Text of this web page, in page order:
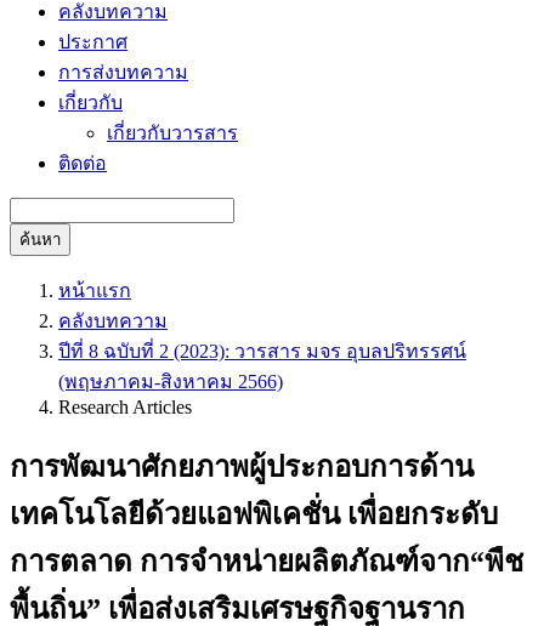
คลังบทความ
ประกาศ
การส่งบทความ
เกี่ยวกับ
เกี่ยวกับวารสาร
ติดต่อ
ค้นหา
หน้าแรก
คลังบทความ
ปีที่ 8 ฉบับที่ 2 (2023): วารสาร มจร อุบลปริทรรศน์
(พฤษภาคม-สิงหาคม 2566)
Research Articles
การพัฒนาศักยภาพผู้ประกอบการด้าน
เทคโนโลยีด้วยแอฟพิเคชั่น เพื่อยกระดับ
การตลาด การจำหน่ายผลิตภัณฑ์จาก“พืช
พื้นถิ่น” เพื่อส่งเสริมเศรษฐกิจฐานราก